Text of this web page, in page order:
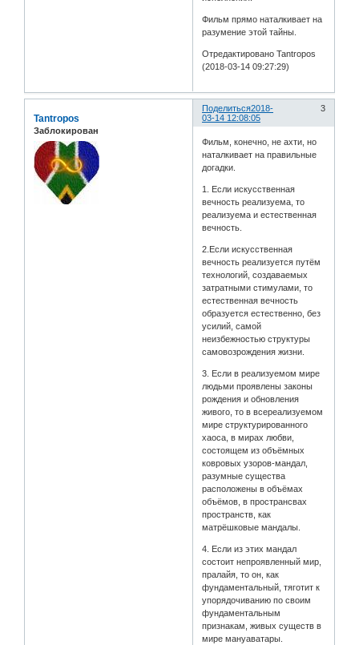
Фильм прямо наталкивает на
разумение этой тайны.
Отредактировано Tantropos
(2018-03-14 09:27:29)
Поделиться 3
2018-
03-14 12:08:05
Tantropos
Заблокирован
Фильм, конечно, не ахти, но
наталкивает на правильные
догадки.
1. Если искусственная
вечность реализуема, то
реализуема и естественная
вечность.
2.Если искусственная
вечность реализуется путём
технологий, создаваемых
затратными стимулами, то
естественная вечность
образуется естественно, без
усилий, самой
неизбежностью cтруктуры
самовозрождения жизни.
3. Если в реализуемом мире
людьми проявлены законы
рождения и обновления
живого, то в всереализуемом
мире структурированного
хаоса, в мирах любви,
состоящем из объёмных
ковровых узоров-мандал,
разумные существа
расположены в объёмах
объёмов, в пространсвах
пространств, как
матрёшковые мандалы.
4. Если из этих мандал
состоит непроявленный мир,
пралайя, то он, как
фундаментальный, тяготит к
упорядочиванию по своим
фундаментальным
признакам, живых существ в
мире мануаватары.